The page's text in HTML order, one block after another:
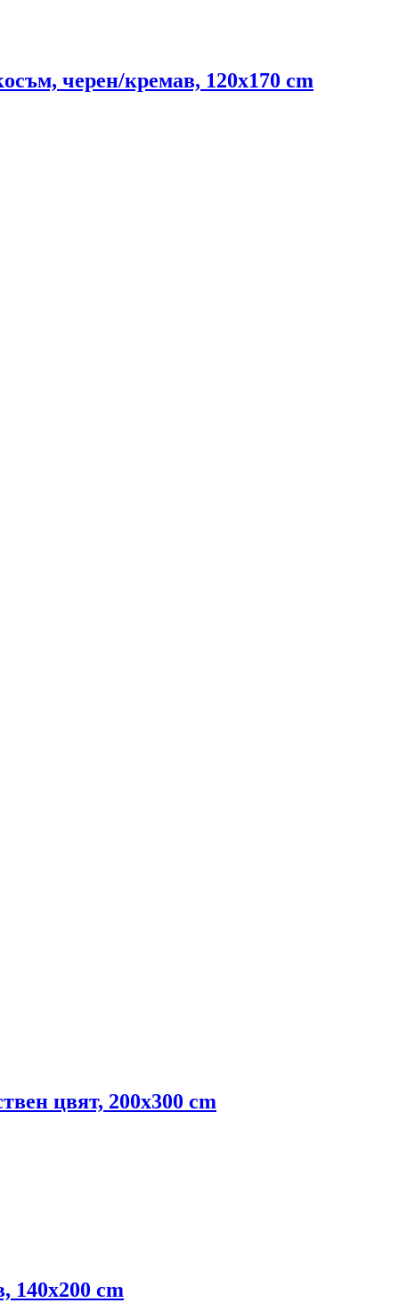
черен/кремав, 120x170 cm
цвят, 200x300 cm
140x200 cm